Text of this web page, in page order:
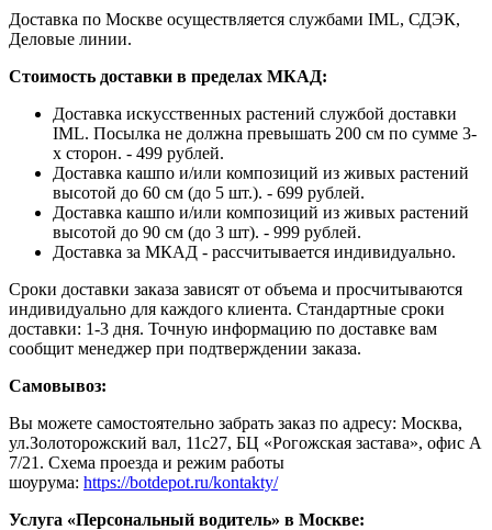
Доставка по Москве осуществляется службами IML, СДЭК,
Деловые линии.
Стоимость доставки в пределах МКАД:
Доставка искусственных растений службой доставки
IML. Посылка не должна превышать 200 см по сумме 3-
х сторон. - 499 рублей.
Доставка кашпо и/или композиций из живых растений
высотой до 60 см (до 5 шт.). - 699 рублей.
Доставка кашпо и/или композиций из живых растений
высотой до 90 см (до 3 шт). - 999 рублей.
Доставка за МКАД - рассчитывается индивидуально.
Сроки доставки заказа зависят от объема и просчитываются
индивидуально для каждого клиента. Стандартные сроки
доставки: 1-3 дня. Точную информацию по доставке вам
сообщит менеджер при подтверждении заказа.
Самовывоз:
Вы можете самостоятельно забрать заказ по адресу: Москва,
ул.Золоторожский вал, 11с27, БЦ «Рогожская застава», офис А
7/21. Схема проезда и режим работы
шоурума: https://botdepot.ru/kontakty/
Услуга «Персональный водитель» в Москве: